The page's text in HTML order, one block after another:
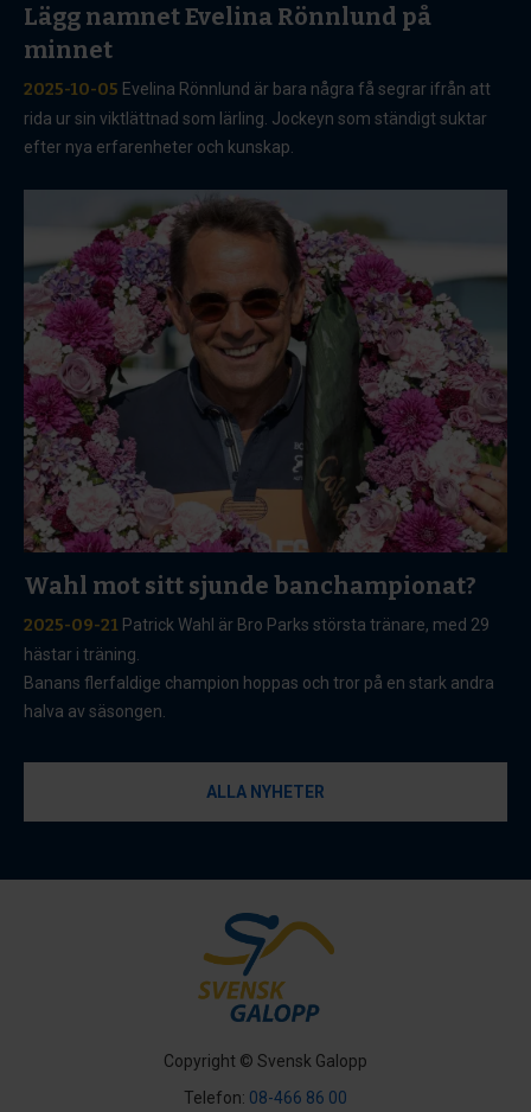
Lägg namnet Evelina Rönnlund på
minnet
2025-10-05 Evelina Rönnlund är bara några få segrar ifrån att
rida ur sin viktlättnad som lärling. Jockeyn som ständigt suktar
efter nya erfarenheter och kunskap.
Wahl mot sitt sjunde banchampionat?
2025-09-21 Patrick Wahl är Bro Parks största tränare, med 29
hästar i träning.
Banans flerfaldige champion hoppas och tror på en stark andra
halva av säsongen.
ALLA NYHETER
Copyright © Svensk Galopp
Telefon: 08-466 86 00